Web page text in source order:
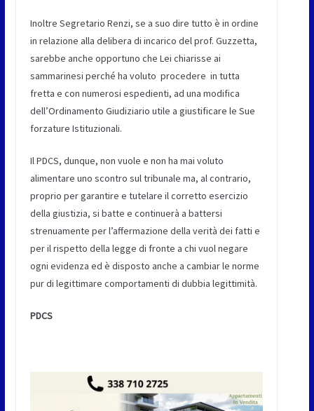
Inoltre Segretario Renzi, se a suo dire tutto è in ordine
in relazione alla delibera di incarico del prof. Guzzetta,
sarebbe anche opportuno che Lei chiarisse ai
sammarinesi perché ha voluto procedere in tutta
fretta e con numerosi espedienti, ad una modifica
dell’Ordinamento Giudiziario utile a giustificare le Sue
forzature Istituzionali.
Il PDCS, dunque, non vuole e non ha mai voluto
alimentare uno scontro sul tribunale ma, al contrario,
proprio per garantire e tutelare il corretto esercizio
della giustizia, si batte e continuerà a battersi
strenuamente per l’affermazione della verità dei fatti e
per il rispetto della legge di fronte a chi vuol negare
ogni evidenza ed è disposto anche a cambiar le norme
pur di legittimare comportamenti di dubbia legittimità.
PDCS